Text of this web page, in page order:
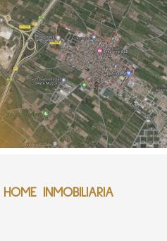
INMOBILIARIA